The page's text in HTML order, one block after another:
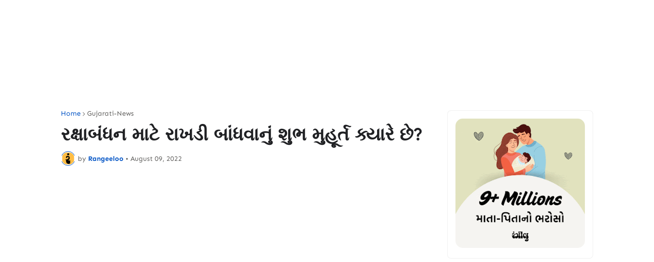
Home Gujarati-News
રક્ષાબંધન માટે રાખડી બાંધવાનું શુભ મુહૂર્ત ક્યારે છે?
by Rangeeloo • August 09, 2022